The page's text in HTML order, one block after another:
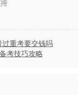
重考要交钱吗
考技巧攻略